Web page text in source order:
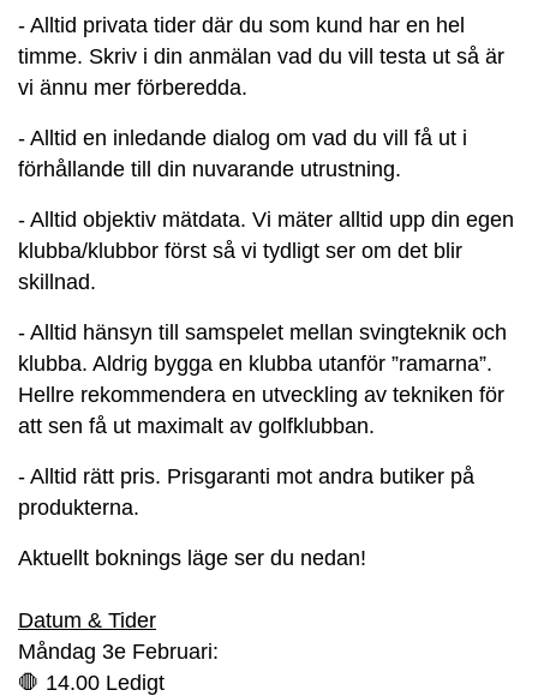
- Alltid privata tider där du som kund har en hel
timme. Skriv i din anmälan vad du vill testa ut så är
vi ännu mer förberedda.
- Alltid en inledande dialog om vad du vill få ut i
förhållande till din nuvarande utrustning.
- Alltid objektiv mätdata. Vi mäter alltid upp din egen
klubba/klubbor först så vi tydligt ser om det blir
skillnad.
- Alltid hänsyn till samspelet mellan svingteknik och
klubba. Aldrig bygga en klubba utanför ”ramarna”.
Hellre rekommendera en utveckling av tekniken för
att sen få ut maximalt av golfklubban.
- Alltid rätt pris. Prisgaranti mot andra butiker på
produkterna.
Aktuellt boknings läge ser du nedan!
Datum & Tider
Måndag 3e Februari:
🛑 14.00 Ledigt